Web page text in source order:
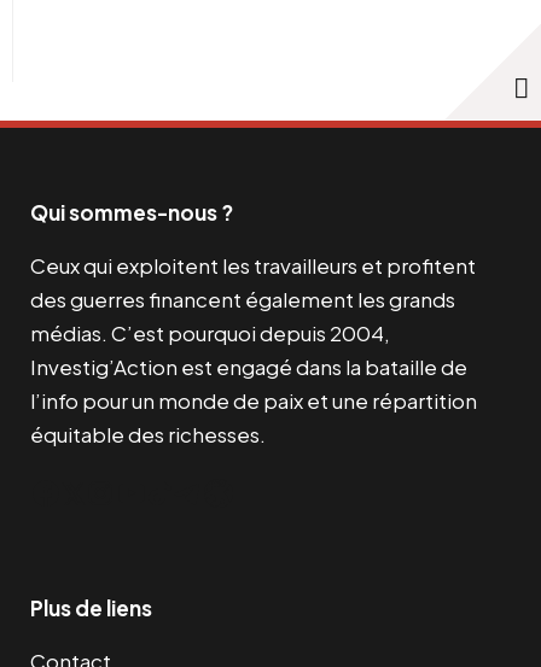
Qui sommes-nous ?
Ceux qui exploitent les travailleurs et profitent
des guerres financent également les grands
médias. C’est pourquoi depuis 2004,
Investig’Action est engagé dans la bataille de
l’info pour un monde de paix et une répartition
équitable des richesses.
Plus de liens
Contact